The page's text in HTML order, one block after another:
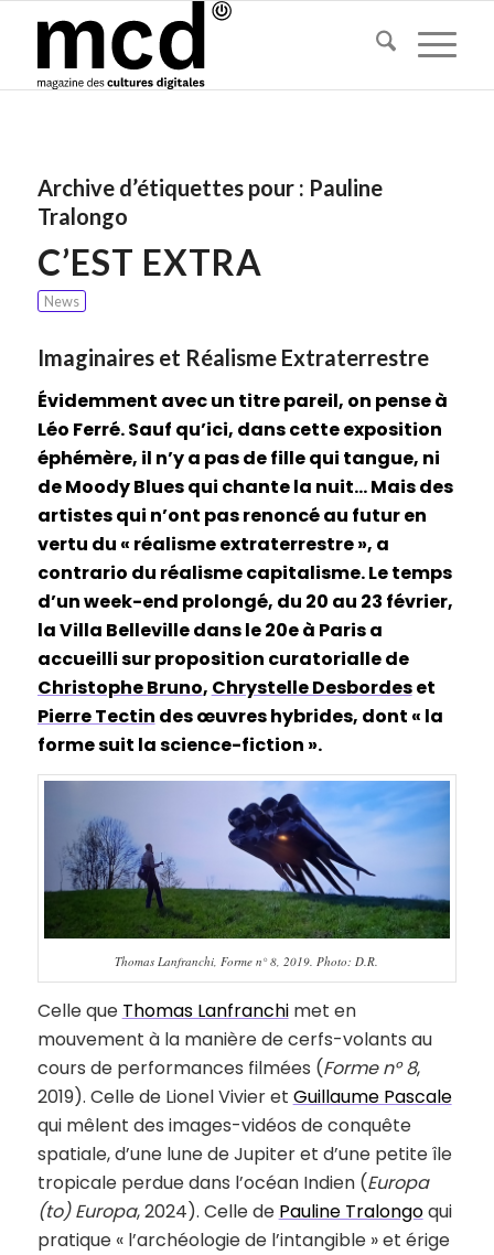
Archive d’étiquettes pour : Pauline
Tralongo
C’EST EXTRA
News
Imaginaires et Réalisme Extraterrestre
Évidemment avec un titre pareil, on pense à
Léo Ferré. Sauf qu’ici, dans cette exposition
éphémère, il n’y a pas de fille qui tangue, ni
de Moody Blues qui chante la nuit… Mais des
artistes qui n’ont pas renoncé au futur en
vertu du « réalisme extraterrestre », a
contrario du réalisme capitalisme. Le temps
d’un week-end prolongé, du 20 au 23 février,
la Villa Belleville dans le 20e à Paris a
accueilli sur proposition curatorialle de
Christophe Bruno, Chrystelle Desbordeset
Pierre Tectin des œuvres hybrides, dont « la
forme suit la science-fiction ».
Thomas Lanfranchi, Forme n° 8, 2019. Photo: D.R.
Celle que Thomas Lanfranchimet en
mouvement à la manière de cerfs-volants au
cours de performances filmées (Forme n° 8,
2019). Celle de Lionel Vivier et Guillaume Pascale
qui mêlent des images-vidéos de conquête
spatiale, d’une lune de Jupiter et d’une petite île
tropicale perdue dans l’océan Indien (Europa
(to) Europa, 2024). Celle de Pauline Tralongoqui
pratique « l’archéologie de l’intangible » et érige